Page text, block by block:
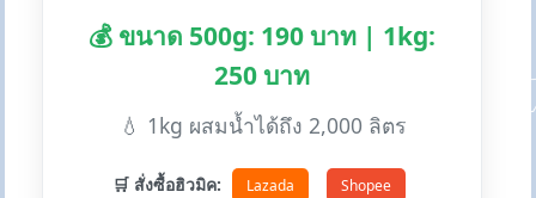
💰 ขนาด 500g: 190 บาท | 1kg:
250 บาท
💧 1kg ผสมน้ำได้ถึง 2,000 ลิตร
🛒 สั่งซื้อฮิวมิค: Lazada Shopee